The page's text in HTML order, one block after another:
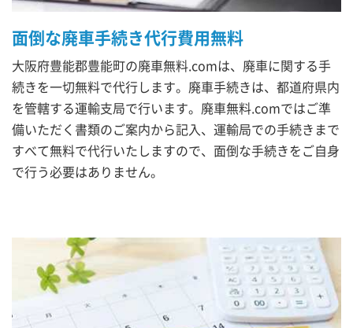
面倒な廃車手続き代行費用無料
大阪府豊能郡豊能町の廃車無料.comは、廃車に関する手
続きを一切無料で代行します。廃車手続きは、都道府県内
を管轄する運輸支局で行います。廃車無料.comではご準
備いただく書類のご案内から記入、運輸局での手続きまで
すべて無料で代行いたしますので、面倒な手続きをご自身
で行う必要はありません。